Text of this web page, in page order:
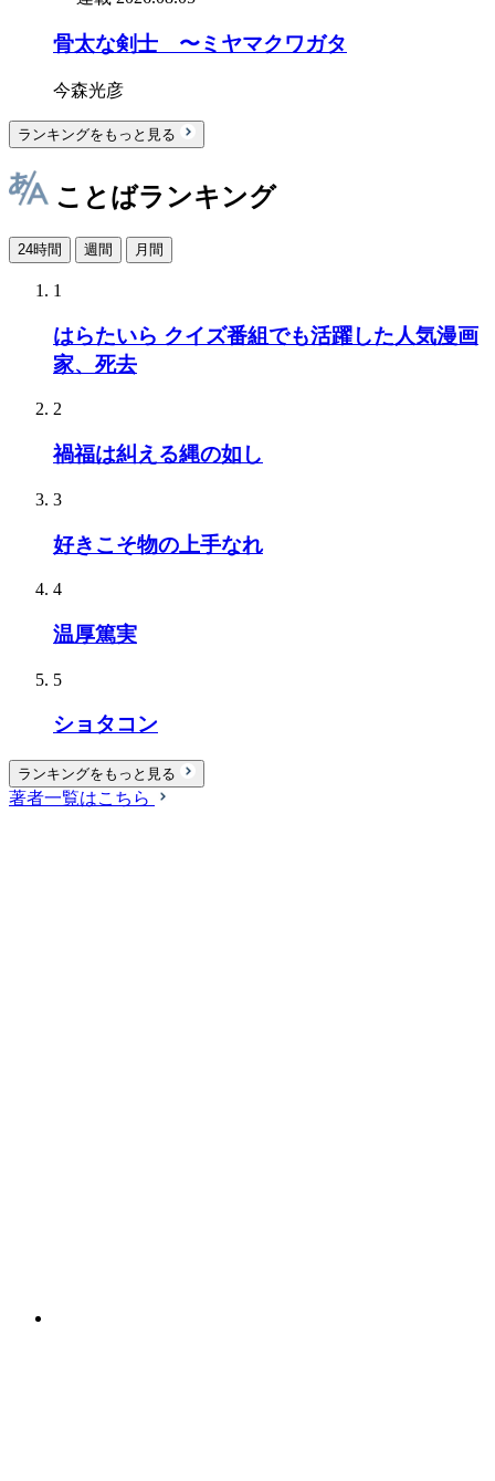
骨太な剣士 〜ミヤマクワガタ
今森光彦
ランキングをもっと見る
ことばランキング
24時間 週間 月間
1
はらたいら クイズ番組でも活躍した人気漫画
家、死去
2
禍福は糾える縄の如し
3
好きこそ物の上手なれ
4
温厚篤実
5
ショタコン
ランキングをもっと見る
著者一覧はこちら